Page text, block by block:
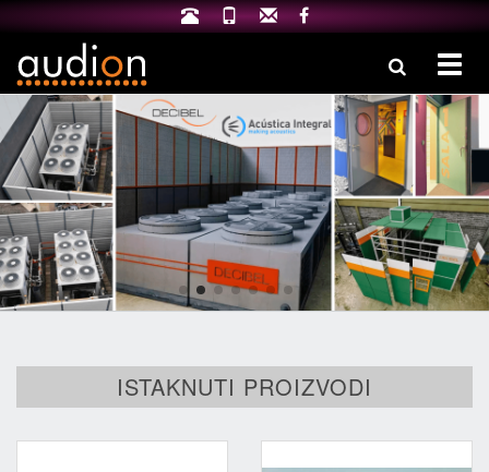
ISTAKNUTI PROIZVODI